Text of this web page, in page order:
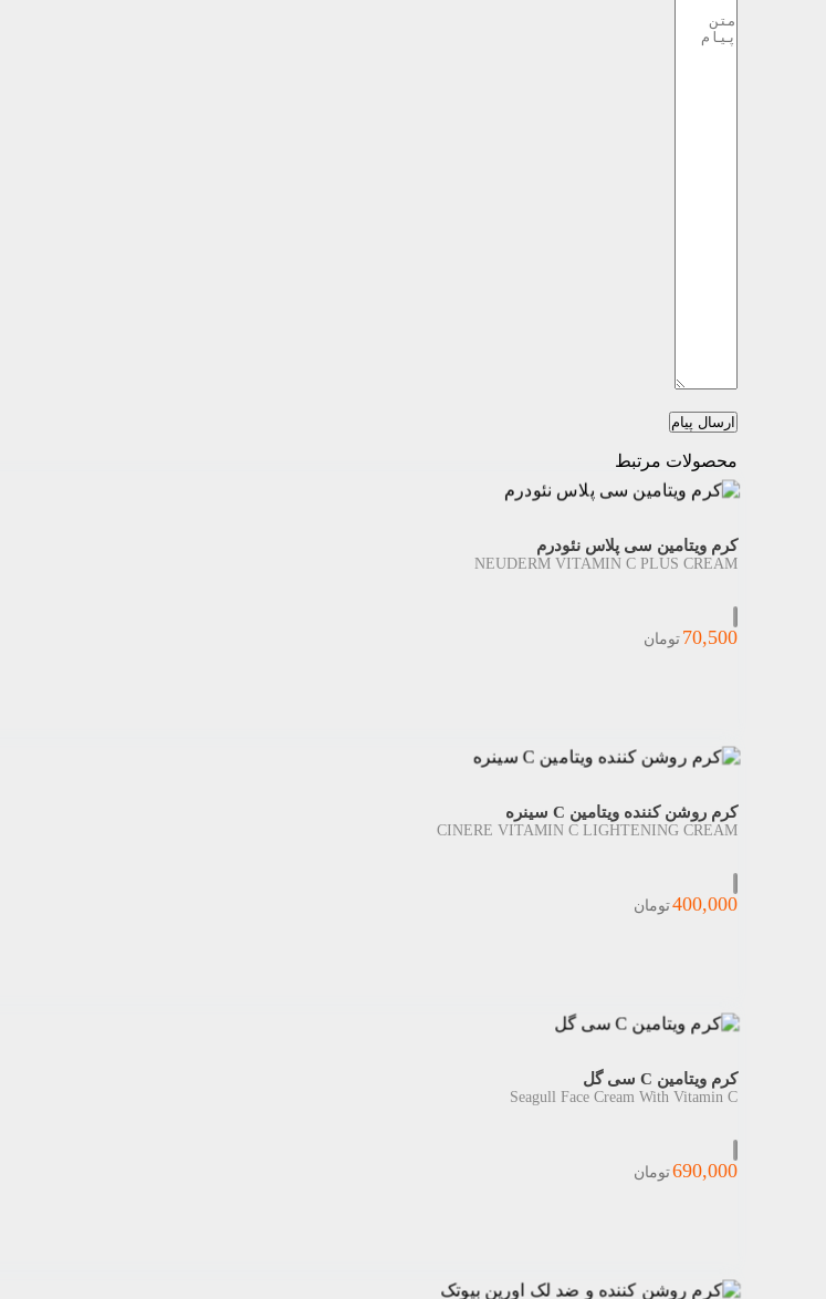
ارسال پیام
محصولات مرتبط
کرم ویتامین سی پلاس نئودرم
NEUDERM VITAMIN C PLUS CREAM
70,500 تومان
کرم روشن کننده ویتامین C سینره
CINERE VITAMIN C LIGHTENING CREAM
400,000تومان
کرم ویتامین C سی گل
Seagull Face Cream With Vitamin C
690,000تومان